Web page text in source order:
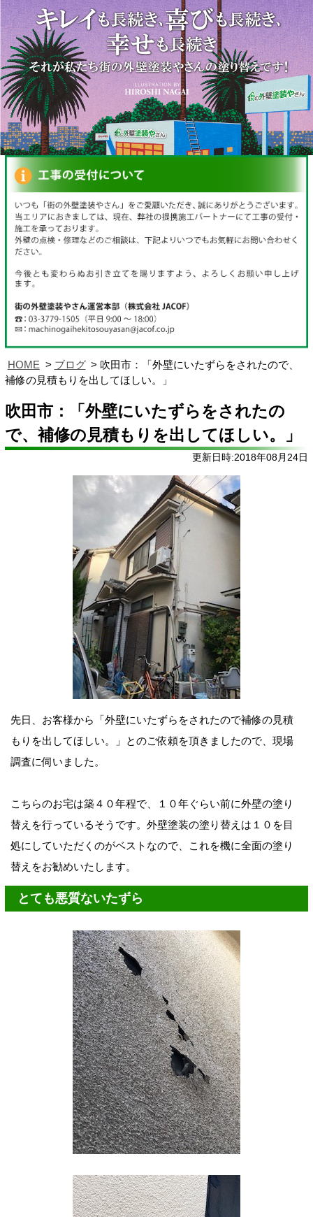
HOME ブログ
吹田市：「外壁にいたずらをされたので、
補修の見積もりを出してほしい。」
吹田市：「外壁にいたずらをされたの
で、補修の見積もりを出してほしい。」
更新日時:2018年08月24日
先日、お客様から「外壁にいたずらをされたので補修の見積
もりを出してほしい。」とのご依頼を頂きましたので、現場
調査に伺いました。
こちらのお宅は築４０年程で、１０年ぐらい前に外壁の塗り
替えを行っているそうです。外壁塗装の塗り替えは１０を目
処にしていただくのがベストなので、これを機に全面の塗り
替えをお勧めいたします。
とても悪質ないたずら